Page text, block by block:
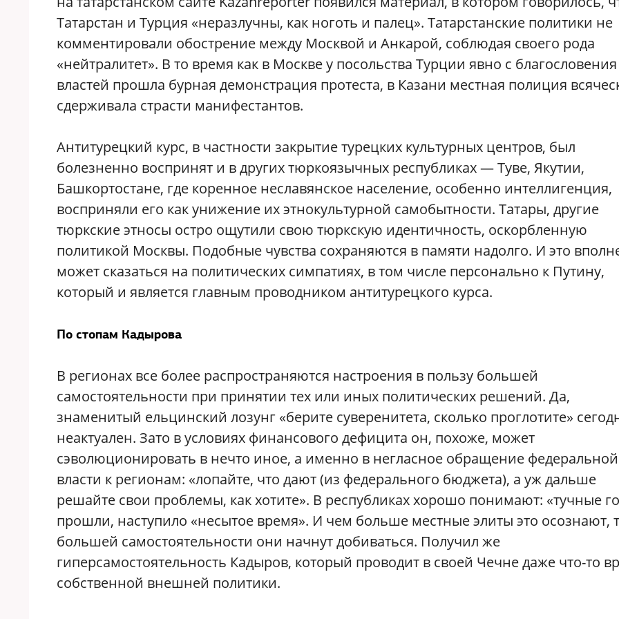
Татарстан и Турция «неразлучны, как ноготь и палец». Татарстанские политики не
комментировали обострение между Москвой и Анкарой, соблюдая своего рода
«нейтралитет». В то время как в Москве у посольства Турции явно с благословения
властей прошла бурная демонстрация протеста, в Казани местная полиция
сдерживала страсти манифестантов.
Антитурецкий курс, в частности закрытие турецких культурных центров, был
болезненно воспринят и в других тюркоязычных республиках — Туве, Якутии,
Башкортостане, где коренное неславянское население, особенно интеллигенция,
восприняли его как унижение их этнокультурной самобытности. Татары, другие
тюркские этносы остро ощутили свою тюркскую идентичность, оскорбленную
политикой Москвы. Подобные чувства сохраняются в памяти надолго. И это
может сказаться на политических симпатиях, в том числе персонально к Путину,
который и является главным проводником антитурецкого курса.
По стопам Кадырова
В регионах все более распространяются настроения в пользу большей
самостоятельности при принятии тех или иных политических решений. Да,
знаменитый ельцинский лозунг «берите суверенитета, сколько проглотите»
неактуален. Зато в условиях финансового дефицита он, похоже, может
сэволюционировать в нечто иное, а именно в негласное обращение федеральной
власти к регионам: «лопайте, что дают (из федерального бюджета), а уж дальше
решайте свои проблемы, как хотите». В республиках хорошо понимают: «тучные
прошли, наступило «несытое время». И чем больше местные элиты это осознают,
большей самостоятельности они начнут добиваться. Получил же
гиперсамостоятельность Кадыров, который проводит в своей Чечне даже что-то
собственной внешней политики.